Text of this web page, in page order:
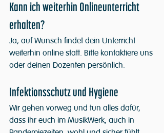
Kann ich weiterhin Onlineunterricht
erhalten?
Ja, auf Wunsch findet dein Unterricht
weiterhin online statt. Bitte kontaktiere uns
oder deinen Dozenten persönlich.
Infektionsschutz und Hygiene
Wir gehen vorweg und tun alles dafür,
dass ihr euch im MusikWerk, auch in